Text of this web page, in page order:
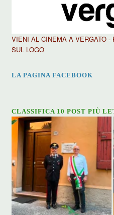
VIENI AL CINEMA A VERGATO
SUL LOGO
LA PAGINA FACEBOOK
CLASSIFICA 10 POST PIÙ